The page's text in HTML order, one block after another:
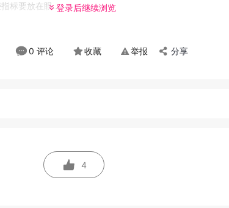
标要放在眼...登录后继续浏览
0 评论 收藏 举报 分享
4